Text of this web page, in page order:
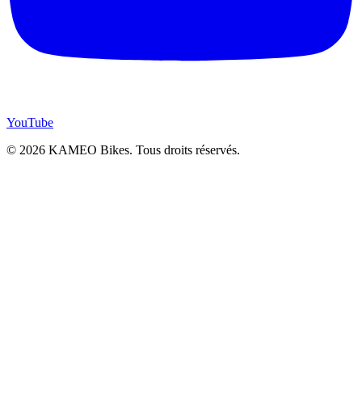
YouTube
© 2026 KAMEO Bikes. Tous droits réservés.